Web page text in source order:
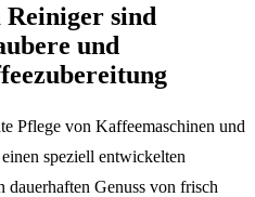
sind
und
Pflege von Kaffeemaschinen und
speziell entwickelten
Genuss von frisch